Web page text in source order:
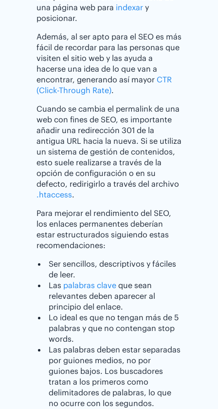
una página web para indexar y
posicionar.
Además, al ser apto para el SEO es más
fácil de recordar para las personas que
visiten el sitio web y las ayuda a
hacerse una idea de lo que van a
encontrar, generando así mayor CTR
(Click-Through Rate).
Cuando se cambia el permalink de una
web con fines de SEO, es importante
añadir una redirección 301 de la
antigua URL hacia la nueva. Si se utiliza
un sistema de gestión de contenidos,
esto suele realizarse a través de la
opción de configuración o en su
defecto, redirigirlo a través del archivo
.htaccess.
Para mejorar el rendimiento del SEO,
los enlaces permanentes deberían
estar estructurados siguiendo estas
recomendaciones:
Ser sencillos, descriptivos y fáciles
de leer.
Las palabras clave que sean
relevantes deben aparecer al
principio del enlace.
Lo ideal es que no tengan más de 5
palabras y que no contengan stop
words.
Las palabras deben estar separadas
por guiones medios, no por
guiones bajos. Los buscadores
tratan a los primeros como
delimitadores de palabras, lo que
no ocurre con los segundos.